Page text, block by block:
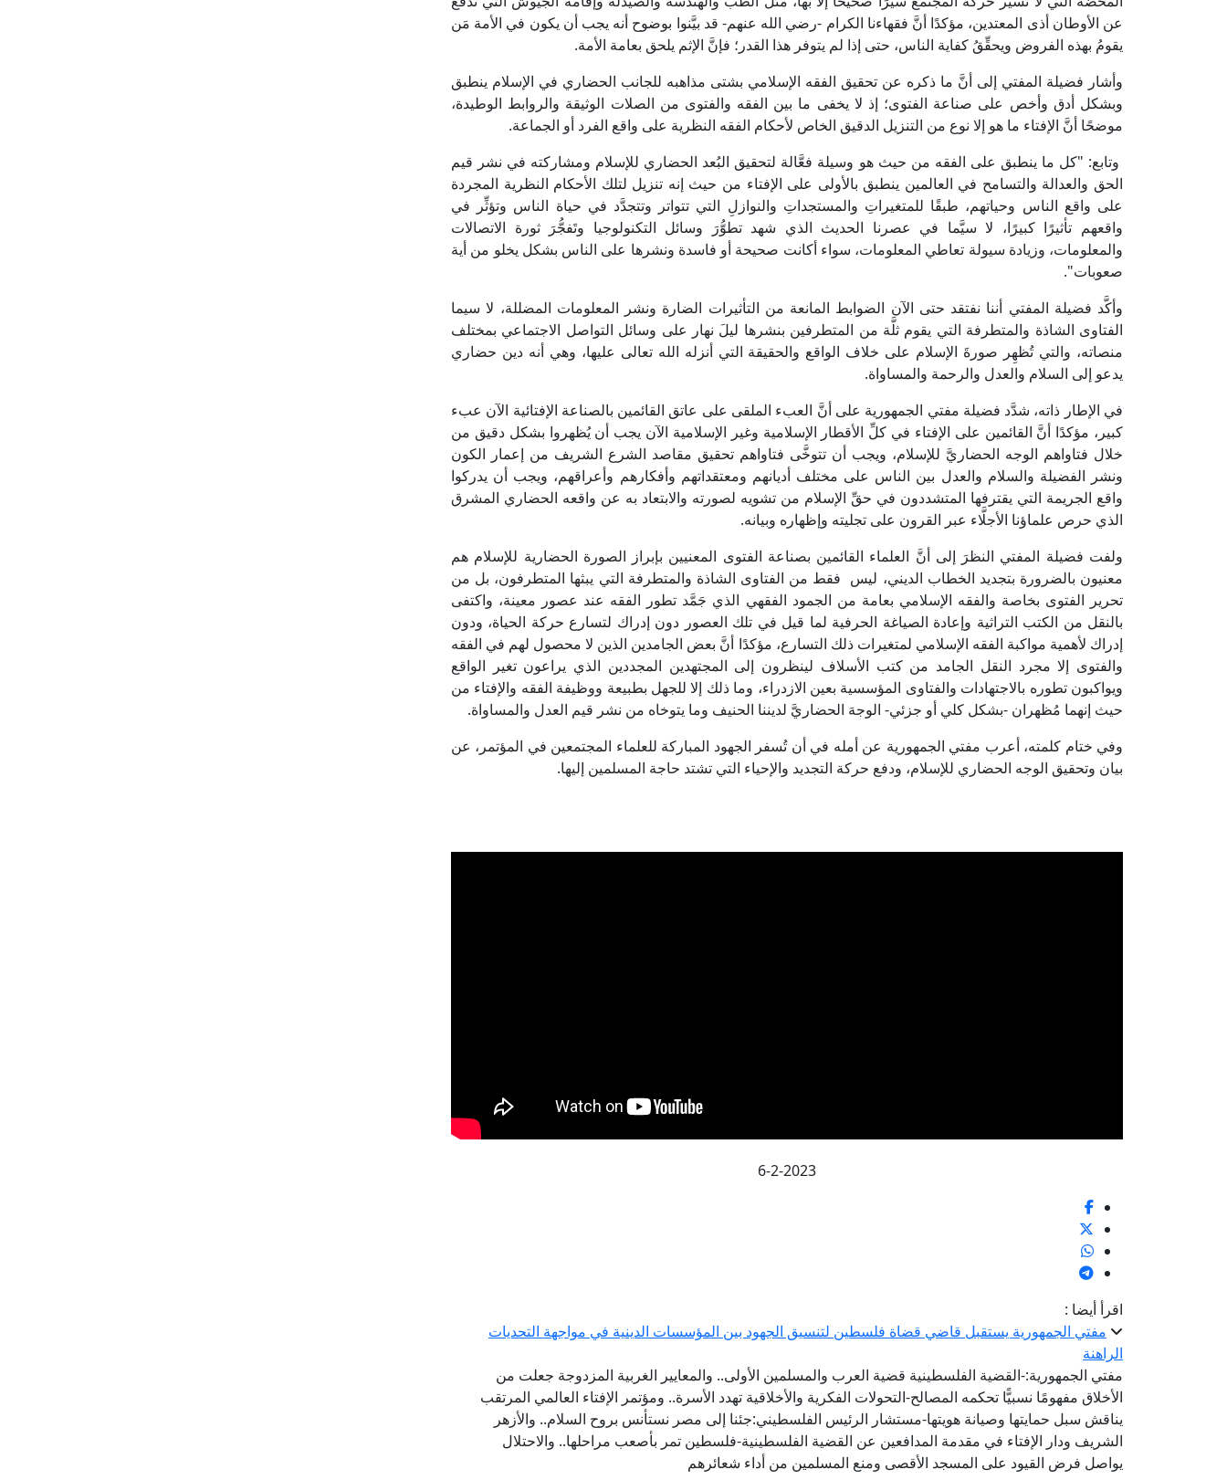
عن الأوطان أذى المعتدين، مؤكدًا أنَّ فقهاءنا الكرام -رضي الله عنهم- قد بيَّنوا بوضوح أنه يجب أن يكون في الأمة مَن
يقومُ بهذه الفروض ويحقِّقُ كفاية الناس، حتى إذا لم يتوفر هذا القدر؛ فإنَّ الإثم يلحق بعامة الأمة.
وأشار فضيلة المفتي إلى أنَّ ما ذكره عن تحقيق الفقه الإسلامي بشتى مذاهبه للجانب الحضاري في الإسلام ينطبق
وبشكل أدق وأخص على صناعة الفتوى؛ إذ لا يخفى ما بين الفقه والفتوى من الصلات الوثيقة والروابط الوطيدة،
موضحًا أنَّ الإفتاء ما هو إلا نوع من التنزيل الدقيق الخاص لأحكام الفقه النظرية على واقع الفرد أو الجماعة.
وتابع: "كل ما ينطبق على الفقه من حيث هو وسيلة فعَّالة لتحقيق البُعد الحضاري للإسلام ومشاركته في نشر قيم
الحق والعدالة والتسامح في العالمين ينطبق بالأولى على الإفتاء من حيث إنه تنزيل لتلك الأحكام النظرية المجردة
على واقع الناس وحياتهم، طبقًا للمتغيراتِ والمستجداتِ والنوازلِ التي تتواتر وتتجدَّد في حياة الناس وتؤثِّر في
واقعهم تأثيرًا كبيرًا، لا سيَّما في عصرنا الحديث الذي شهد تطوُّرَ وسائل التكنولوجيا وتَفجُّرَ ثورة الاتصالات
والمعلومات، وزيادة سيولة تعاطي المعلومات، سواء أكانت صحيحة أو فاسدة ونشرها على الناس بشكل يخلو من أية
صعوبات".
وأكَّد فضيلة المفتي أننا نفتقد حتى الآن الضوابط المانعة من التأثيرات الضارة ونشر المعلومات المضللة، لا سيما
الفتاوى الشاذة والمتطرفة التي يقوم ثلَّة من المتطرفين بنشرها ليلَ نهار على وسائل التواصل الاجتماعي بمختلف
منصاته، والتي تُظهِر صورةَ الإسلام على خلاف الواقع والحقيقة التي أنزله الله تعالى عليها، وهي أنه دين حضاري
يدعو إلى السلام والعدل والرحمة والمساواة.
في الإطار ذاته، شدَّد فضيلة مفتي الجمهورية على أنَّ العبء الملقى على عاتق القائمين بالصناعة الإفتائية الآن عبء
كبير، مؤكدًا أنَّ القائمين على الإفتاء في كلِّ الأقطار الإسلامية وغير الإسلامية الآن يجب أن يُظهروا بشكل دقيق من
خلال فتاواهم الوجه الحضاريَّ للإسلام، ويجب أن تتوخَّى فتاواهم تحقيق مقاصد الشرع الشريف من إعمار الكون
ونشر الفضيلة والسلام والعدل بين الناس على مختلف أديانهم ومعتقداتهم وأفكارهم وأعراقهم، ويجب أن يدركوا
واقع الجريمة التي يقترفها المتشددون في حقِّ الإسلام من تشويه لصورته والابتعاد به عن واقعه الحضاري المشرق
الذي حرص علماؤنا الأجلَّاء عبر القرون على تجليته وإظهاره وبيانه.
ولفت فضيلة المفتي النظرَ إلى أنَّ العلماء القائمين بصناعة الفتوى المعنيين بإبراز الصورة الحضارية للإسلام هم
معنيون بالضرورة بتجديد الخطاب الديني، ليس فقط من الفتاوى الشاذة والمتطرفة التي يبثها المتطرفون، بل من
تحرير الفتوى بخاصة والفقه الإسلامي بعامة من الجمود الفقهي الذي جَمَّد تطور الفقه عند عصور معينة، واكتفى
بالنقل من الكتب التراثية وإعادة الصياغة الحرفية لما قيل في تلك العصور دون إدراك لتسارع حركة الحياة، ودون
إدراك لأهمية مواكبة الفقه الإسلامي لمتغيرات ذلك التسارع، مؤكدًا أنَّ بعض الجامدين الذين لا محصول لهم في الفقه
والفتوى إلا مجرد النقل الجامد من كتب الأسلاف لينظرون إلى المجتهدين المجددين الذي يراعون تغير الواقع
ويواكبون تطوره بالاجتهادات والفتاوى المؤسسية بعين الازدراء، وما ذلك إلا للجهل بطبيعة ووظيفة الفقه والإفتاء من
حيث إنهما مُظهران -بشكل كلي أو جزئي- الوجهَ الحضاريَّ لديننا الحنيف وما يتوخاه من نشر قيم العدل والمساواة.
وفي ختام كلمته، أعرب مفتي الجمهورية عن أمله في أن تُسفر الجهود المباركة للعلماء المجتمعين في المؤتمر، عن
بيان وتحقيق الوجه الحضاري للإسلام، ودفع حركة التجديد والإحياء التي تشتد حاجة المسلمين إليها.
6-2-2023
اقرأ أيضا :
مفتي الجمهورية يستقبل قاضي قضاة فلسطين لتنسيق الجهود بين المؤسسات الدينية في مواجهة التحديات
الراهنة
مفتي الجمهورية:-القضية الفلسطينية قضية العرب والمسلمين الأولى.. والمعايير الغربية المزدوجة جعلت من
الأخلاق مفهومًا نسبيًّا تحكمه المصالح-التحولات الفكرية والأخلاقية تهدد الأسرة.. ومؤتمر الإفتاء العالمي المرتقب
يناقش سبل حمايتها وصيانة هويتها-مستشار الرئيس الفلسطيني:جئنا إلى مصر نستأنس بروح السلام.. والأزهر
الشريف ودار الإفتاء في مقدمة المدافعين عن القضية الفلسطينية-فلسطين تمر بأصعب مراحلها.. والاحتلال
يواصل فرض القيود على المسجد الأقصى ومنع المسلمين من أداء شعائرهم